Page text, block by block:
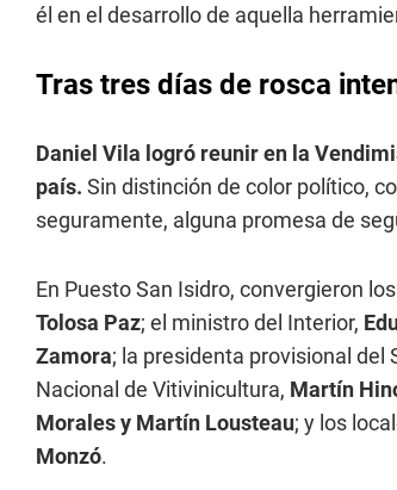
él en el desarrollo de aquella
Tras tres días de rosca
Daniel Vila logró reunir en la
país. Sin distinción de color político,
seguramente, alguna promesa de
En Puesto San Isidro, convergieron
Tolosa Paz; el ministro del Interior,
Zamora; la presidenta provisional del
Nacional de Vitivinicultura, Martín
Morales y Martín Lousteau; y los
Monzó.